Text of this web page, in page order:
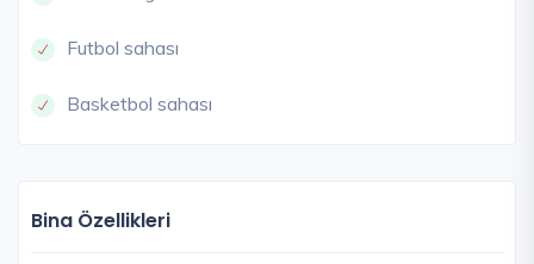
Futbol sahası
Basketbol sahası
Bina Özellikleri